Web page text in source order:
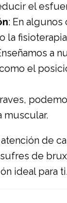
el
: En
a
el
muscular.
de
de
ideal para